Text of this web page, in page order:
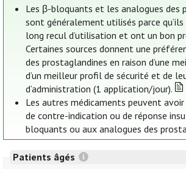
Les β-bloquants et les analogues des
sont généralement utilisés parce qu’ils
long recul d’utilisation et ont un bon
Certaines sources donnent une
des prostaglandines en raison d’une
d’un meilleur profil de sécurité et de
d’administration (1 application/jour).
Les autres médicaments peuvent avoir
de contre-indication ou de réponse
bloquants ou aux analogues des
Patients âgés